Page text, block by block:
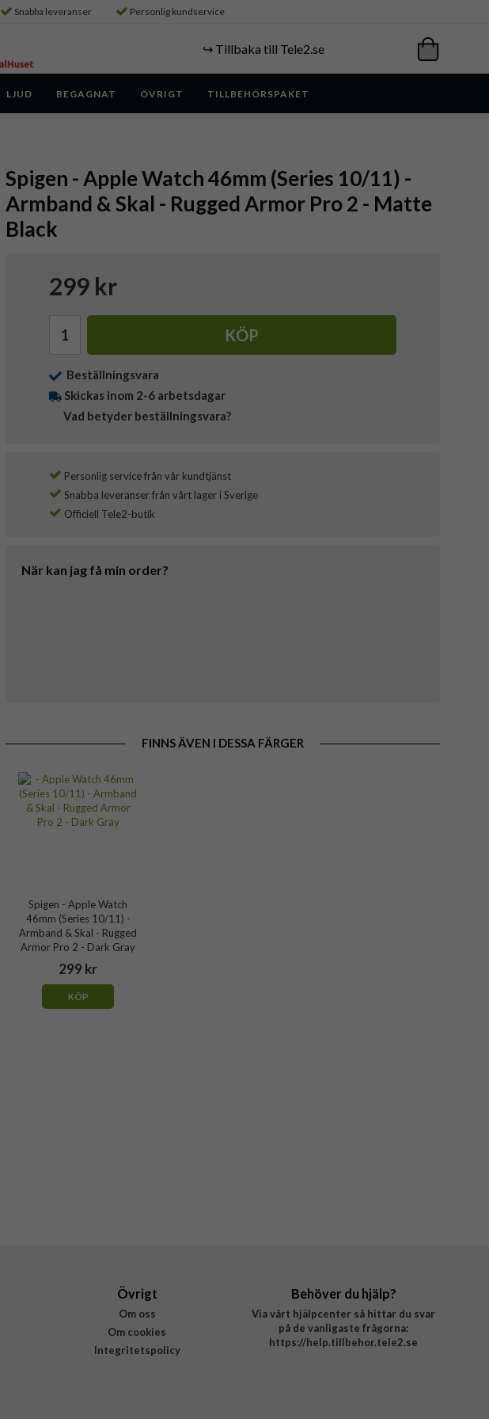
Snabba leveranser Personlig kundservice
↪️ Tillbaka till Tele2.se
LJUD BEGAGNAT ÖVRIGT TILLBEHÖRSPAKET
Spigen - Apple Watch 46mm (Series 10/11) -
Armband & Skal - Rugged Armor Pro 2 - Matte
Black
299 kr
KÖP
Beställningsvara
Skickas inom 2-6 arbetsdagar
Vad betyder beställningsvara?
Personlig service från vår kundtjänst
Snabba leveranser från vårt lager i Sverige
Officiell Tele2-butik
När kan jag få min order?
FINNS ÄVEN I DESSA FÄRGER
Spigen - Apple Watch
46mm (Series 10/11) -
Armband & Skal - Rugged
Armor Pro 2 - Dark Gray
299 kr
KÖP
Övrigt
Om oss
Om cookies
Integritetspolicy
Behöver du hjälp?
Via vårt hjälpcenter så hittar du svar
på de vanligaste frågorna:
https://help.tillbehor.tele2.se